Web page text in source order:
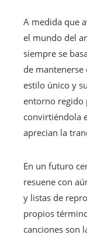
A medida que
el mundo del
siempre se
de mantenerse
estilo único y
entorno regido
convirtiéndola
aprecian la
En un futuro
resuene con
y listas de
propios
canciones son